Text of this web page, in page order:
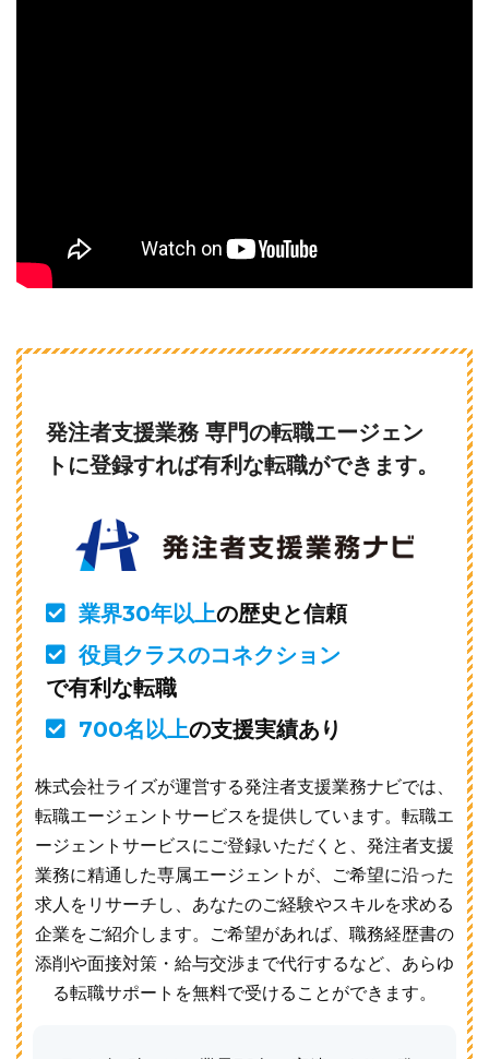
発注者支援業務 専門の転職エージェン
トに登録すれば有利な転職ができます。
業界30年以上の歴史と信頼
役員クラスのコネクション
で有利な転職
700名以上の支援実績あり
株式会社ライズが運営する発注者支援業務ナビでは、
転職エージェントサービスを提供しています。転職エ
ージェントサービスにご登録いただくと、発注者支援
業務に精通した専属エージェントが、ご希望に沿った
求人をリサーチし、あなたのご経験やスキルを求める
企業をご紹介します。ご希望があれば、職務経歴書の
添削や面接対策・給与交渉まで代行するなど、あらゆ
る転職サポートを無料で受けることができます。